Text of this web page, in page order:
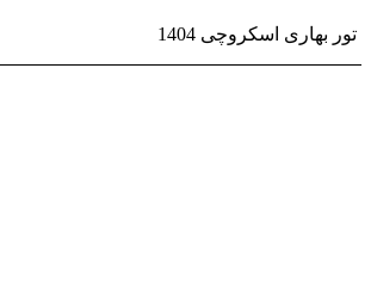
تور بهاری اسکروچی 1404